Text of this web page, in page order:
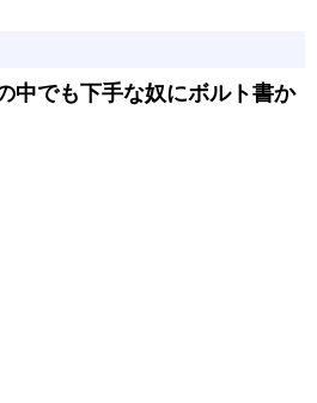
中でも下手な奴にボルト書か